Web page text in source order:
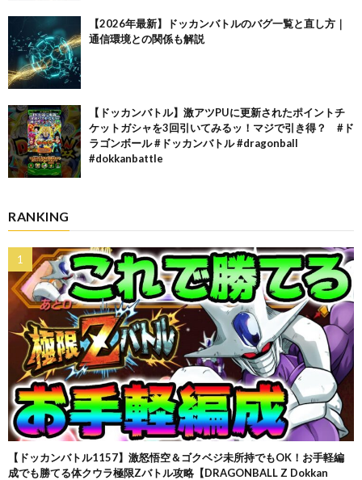
【2026年最新】ドッカンバトルのバグ一覧と直し方｜
通信環境との関係も解説
【ドッカンバトル】激アツPUに更新されたポイントチ
ケットガシャを3回引いてみるッ！マジで引き得？ #ド
ラゴンボール #ドッカンバトル #dragonball
#dokkanbattle
RANKING
【ドッカンバトル1157】激怒悟空＆ゴクベジ未所持でもOK！お手軽編
成でも勝てる体クウラ極限Zバトル攻略【DRAGONBALL Z Dokkan